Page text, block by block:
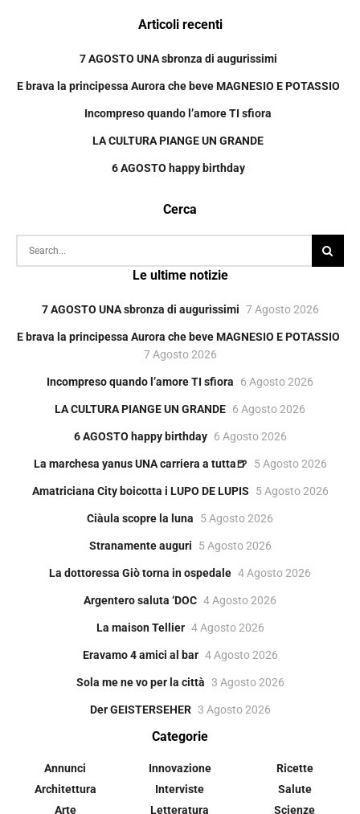
Articoli recenti
7 AGOSTO UNA sbronza di augurissimi
E brava la principessa Aurora che beve MAGNESIO E POTASSIO
Incompreso quando l’amore TI sfiora
LA CULTURA PIANGE UN GRANDE
6 AGOSTO happy birthday
Cerca
Le ultime notizie
7 AGOSTO UNA sbronza di augurissimi 7 Agosto 2026
E brava la principessa Aurora che beve MAGNESIO E POTASSIO
7 Agosto 2026
Incompreso quando l’amore TI sfiora 6 Agosto 2026
LA CULTURA PIANGE UN GRANDE 6 Agosto 2026
6 AGOSTO happy birthday 6 Agosto 2026
La marchesa yanus UNA carriera a tutta🍺 5 Agosto 2026
Amatriciana City boicotta i LUPO DE LUPIS 5 Agosto 2026
Ciàula scopre la luna 5 Agosto 2026
Stranamente auguri 5 Agosto 2026
La dottoressa Giò torna in ospedale 4 Agosto 2026
Argentero saluta ‘DOC 4 Agosto 2026
La maison Tellier 4 Agosto 2026
Eravamo 4 amici al bar 4 Agosto 2026
Sola me ne vo per la città 3 Agosto 2026
Der GEISTERSEHER 3 Agosto 2026
Categorie
Annunci
Architettura
Arte
Innovazione
Interviste
Letteratura
Ricette
Salute
Scienze